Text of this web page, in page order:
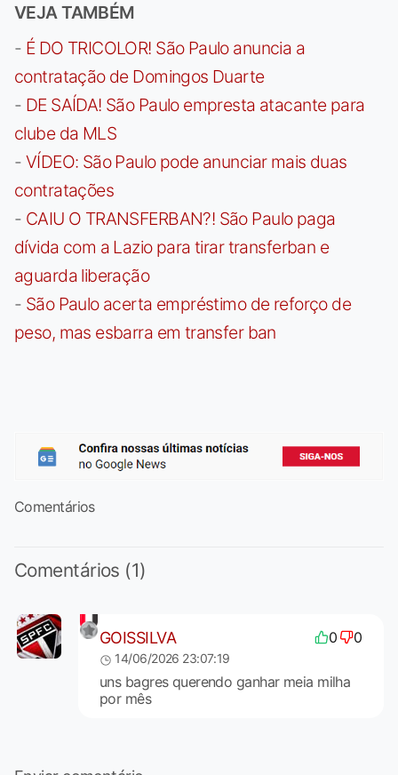
VEJA TAMBÉM
- É DO TRICOLOR! São Paulo anuncia a
contratação de Domingos Duarte
- DE SAÍDA! São Paulo empresta atacante para
clube da MLS
- VÍDEO: São Paulo pode anunciar mais duas
contratações
- CAIU O TRANSFERBAN?! São Paulo paga
dívida com a Lazio para tirar transferban e
aguarda liberação
- São Paulo acerta empréstimo de reforço de
peso, mas esbarra em transfer ban
Comentários
Comentários (1)
GOISSILVA 0 0
14/06/2026 23:07:19
uns bagres querendo ganhar meia milha
por mês